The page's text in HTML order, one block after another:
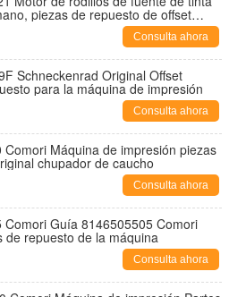
piezas de repuesto de offset
máquinas de impresiónConsulta ahora
Schneckenrad Original Offset
para la máquina de impresión
Consulta ahora
Máquina de impresión piezas
chupador de caucho
Consulta ahora
Comori Guía 8146505505 Comori
de repuesto de la máquina
Consulta ahora